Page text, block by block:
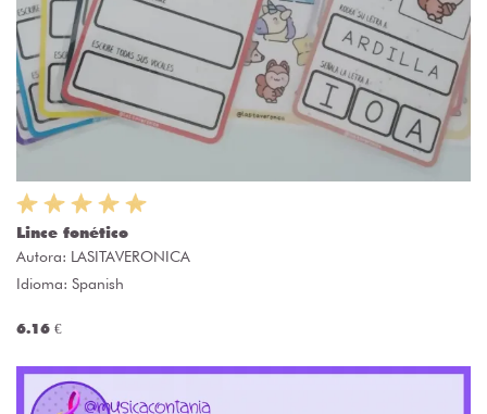
Lince fonético
Autora: LASITAVERONICA
Idioma: Spanish
6.16 €